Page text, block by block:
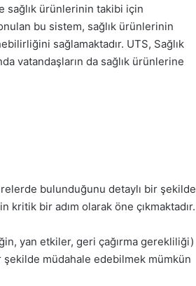
sağlık ürünlerinin takibi için
bu sistem, sağlık ürünlerinin
sağlamaktadır. UTS, Sağlık
vatandaşların da sağlık ürünlerine
bulunduğunu detaylı bir şekilde
bir adım olarak öne çıkmaktadır.
yan etkiler, geri çağırma gerekliliği)
müdahale edebilmek mümkün